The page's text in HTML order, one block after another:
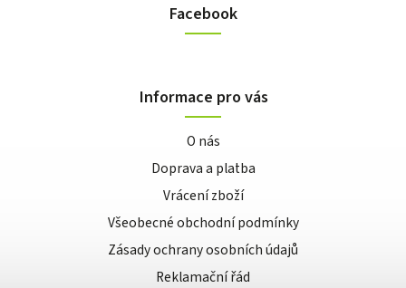
Facebook
Informace pro vás
O nás
Doprava a platba
Vrácení zboží
Všeobecné obchodní podmínky
Zásady ochrany osobních údajů
Reklamační řád